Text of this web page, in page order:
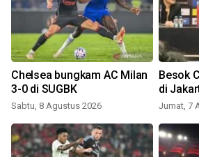
Chelsea bungkam AC Milan
3-0 di SUGBK
Sabtu, 8 Agustus 2026
Besok
di
Jumat, 7